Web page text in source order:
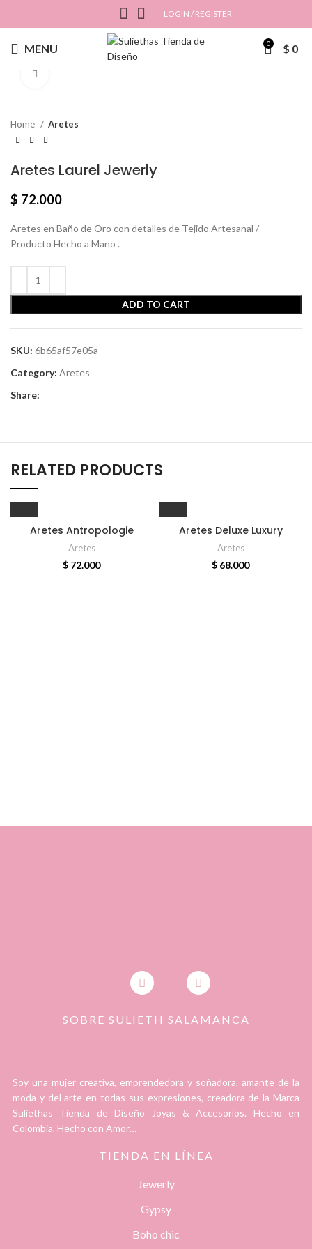
LOGIN / REGISTER
MENU 0 $ 0
Home Aretes
Aretes Laurel Jewerly
$ 72.000
Aretes en Baño de Oro con detalles de Tejido Artesanal /
Producto Hecho a Mano .
ADD TO CART
SKU: 6b65af57e05a
Category: Aretes
Share:
RELATED PRODUCTS
Aretes Antropologie
Aretes
$ 72.000
Aretes Deluxe Luxury
Aretes
$ 68.000
SOBRE SULIETH SALAMANCA
Soy una mujer creativa, emprendedora y soñadora, amante de la
moda y del arte en todas sus expresiones, creadora de la Marca
Suliethas Tienda de Diseño Joyas & Accesorios. Hecho en
Colombia, Hecho con Amor…
TIENDA EN LÍNEA
Jewerly
Gypsy
Boho chic